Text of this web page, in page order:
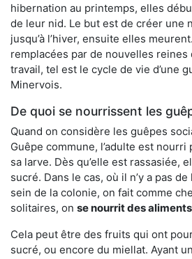
hibernation au printemps, elles
de leur nid. Le but est de créer une
jusqu’à l’hiver, ensuite elles
remplacées par de nouvelles
travail, tel est le cycle de vie d’une
Minervois.
De quoi se nourrissent les
Quand on considère les guêpes
Guêpe commune, l’adulte est
sa larve. Dès qu’elle est rassasiée,
sucré. Dans le cas, où il n’y a pas
sein de la colonie, on fait comme
solitaires, on se nourrit des
Cela peut être des fruits qui ont
sucré, ou encore du miellat. Ayant